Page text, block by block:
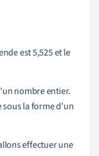
est 5,525 et le
nombre entier.
sous la forme d'un
effectuer une